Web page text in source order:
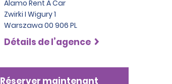
Alamo Rent A Car
Zwirki I Wigury 1
Warszawa 00 906 PL
Détails de l’agence
Réserver maintenant